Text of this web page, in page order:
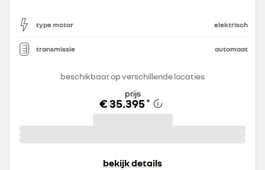
type motor elektrisch
transmissie automaat
beschikbaar op verschillende locaties
prijs
€ 35.395 *
bekijk details